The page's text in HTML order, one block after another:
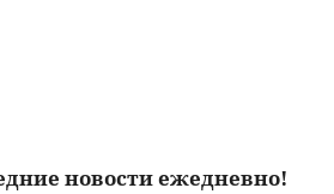
новости ежедневно!